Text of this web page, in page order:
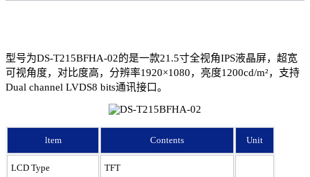
型号为DS-T215BFHA-02的是一款21.5寸全视角IPS液晶屏，超宽
可视角度，对比度高，分辨率1920×1080，亮度1200cd/m²，支持
Dual channel LVDS8 bits通讯接口。
ltem Contents Unit
LCD Type TFT